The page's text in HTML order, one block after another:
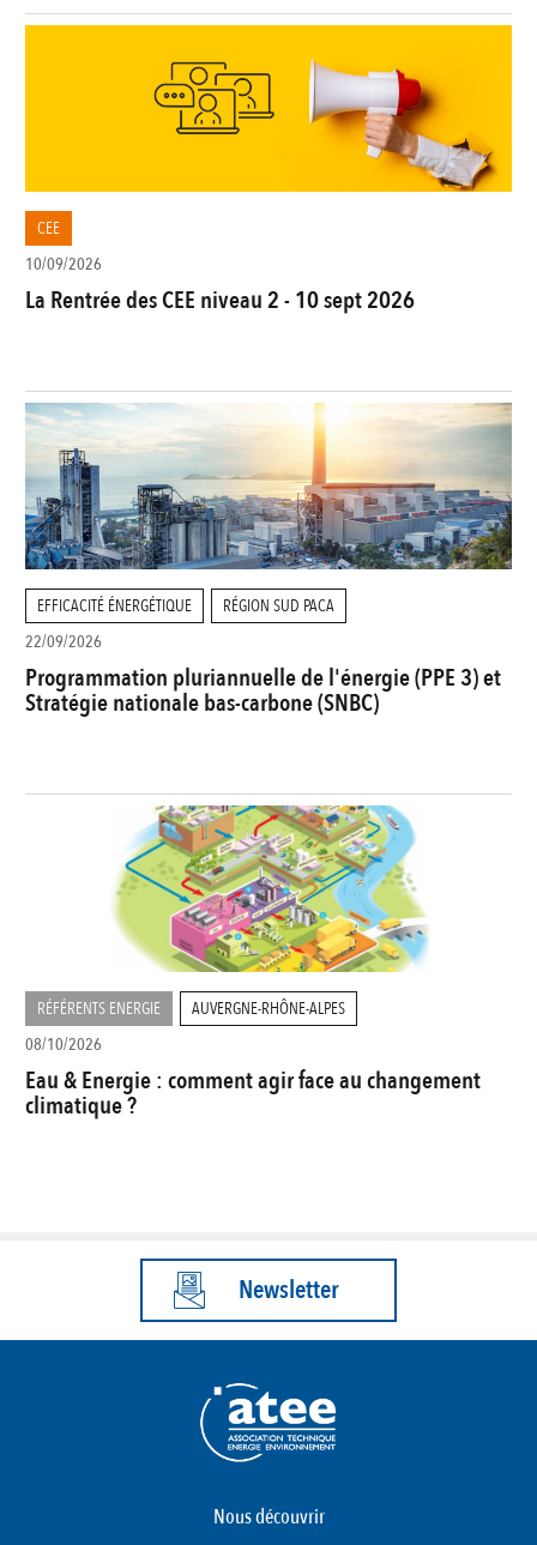
CEE
10/09/2026
La Rentrée des CEE niveau 2 - 10 sept 2026
EFFICACITÉ ÉNERGÉTIQUE
RÉGION SUD PACA
22/09/2026
Programmation pluriannuelle de l'énergie (PPE 3) et
Stratégie nationale bas-carbone (SNBC)
RÉFÉRENTS ENERGIE
AUVERGNE-RHÔNE-ALPES
08/10/2026
Eau & Energie : comment agir face au changement
climatique ?
Newsletter
Nous découvrir